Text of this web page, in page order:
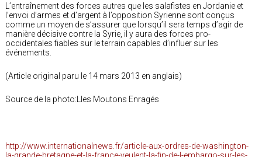
L’entraînement des forces autres que les salafistes en Jordanie et
l’envoi d’armes et d’argent à l’opposition Syrienne sont conçus
comme un moyen de s’assurer que lorsqu’il sera temps d’agir de
manière décisive contre la Syrie, il y aura des forces pro-
occidentales fiables sur le terrain capables d’influer sur les
événements.
(Article original paru le 14 mars 2013 en anglais)
Source de la photo:Lles Moutons Enragés
http://www.internationalnews.fr/article-aux-ordres-de-washington-
la-grande-bretagne-et-la-france-veulent-la-fin-de-l-embargo-sur-les-